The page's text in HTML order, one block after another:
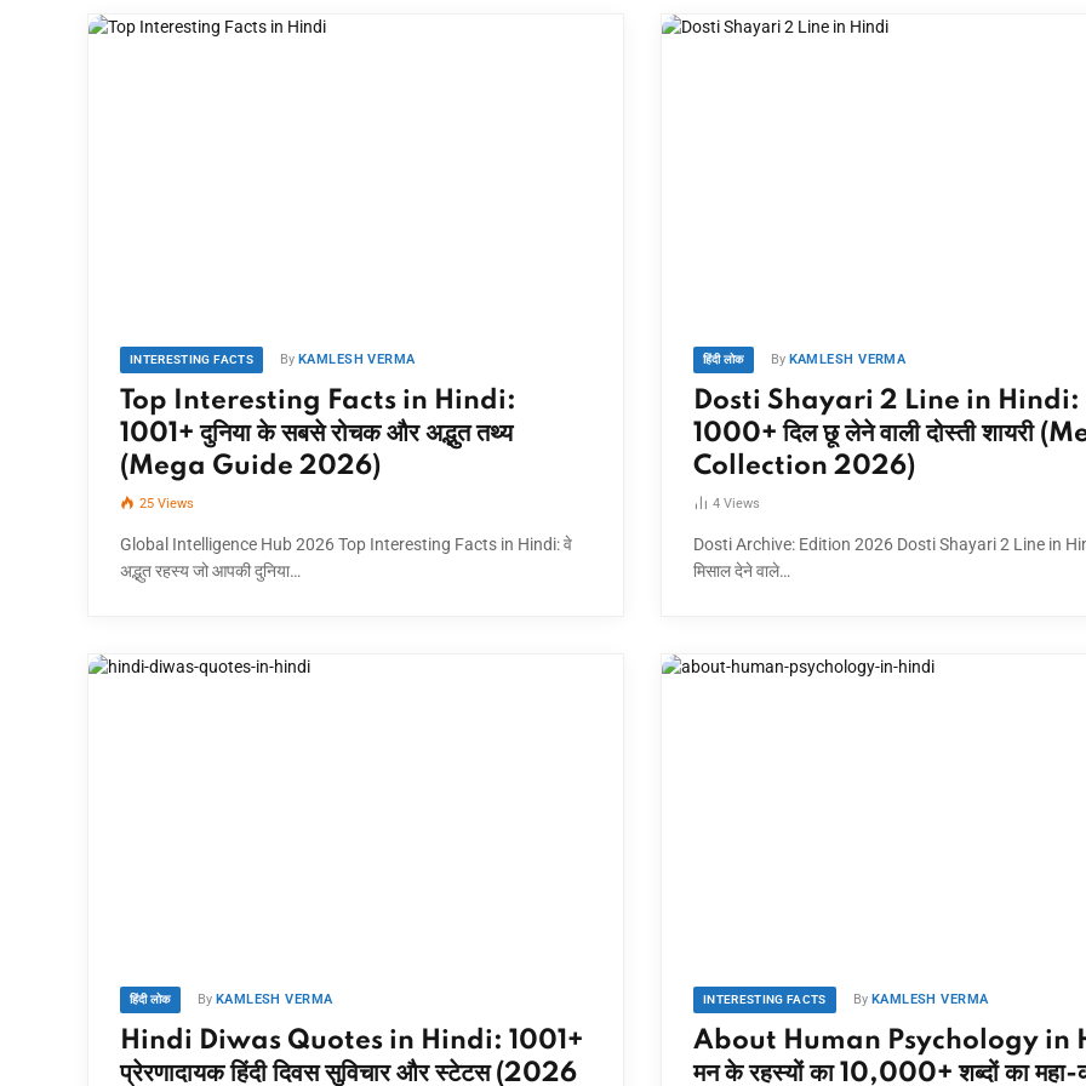
INTERESTING FACTS By KAMLESH VERMA
Top Interesting Facts in Hindi:
1001+ दुनिया के सबसे रोचक और अद्भुत तथ्य
(Mega Guide 2026)
25 Views
Global Intelligence Hub 2026 Top Interesting Facts in Hindi: वे
अद्भुत रहस्य जो आपकी दुनिया…
हिंदी लोक By KAMLESH VERMA
Dosti Shayari 2 Line in Hindi:
1000+ दिल छू लेने वाली दोस्ती शायरी
Collection 2026)
4 Views
Dosti Archive: Edition 2026 Dosti Shayari 2 Line in
मिसाल देने वाले…
हिंदी लोक By KAMLESH VERMA
Hindi Diwas Quotes in Hindi: 1001+
प्रेरणादायक हिंदी दिवस सुविचार और स्टेटस (2026
INTERESTING FACTS By KAMLESH VERMA
About Human Psychology in
मन के रहस्यों का 10,000+ शब्दों का महा-